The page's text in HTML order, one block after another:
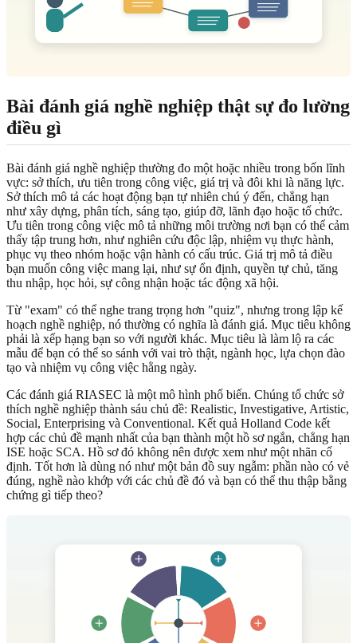
Bài đánh giá nghề nghiệp thật sự đo lường
điều gì
Bài đánh giá nghề nghiệp thường đo một hoặc nhiều trong bốn lĩnh
vực: sở thích, ưu tiên trong công việc, giá trị và đôi khi là năng lực.
Sở thích mô tả các hoạt động bạn tự nhiên chú ý đến, chẳng hạn
như xây dựng, phân tích, sáng tạo, giúp đỡ, lãnh đạo hoặc tổ chức.
Ưu tiên trong công việc mô tả những môi trường nơi bạn có thể cảm
thấy tập trung hơn, như nghiên cứu độc lập, nhiệm vụ thực hành,
phục vụ theo nhóm hoặc vận hành có cấu trúc. Giá trị mô tả điều
bạn muốn công việc mang lại, như sự ổn định, quyền tự chủ, tăng
thu nhập, học hỏi, sự công nhận hoặc tác động xã hội.
Từ "exam" có thể nghe trang trọng hơn "quiz", nhưng trong lập kế
hoạch nghề nghiệp, nó thường có nghĩa là đánh giá. Mục tiêu không
phải là xếp hạng bạn so với người khác. Mục tiêu là làm lộ ra các
mẫu để bạn có thể so sánh với vai trò thật, ngành học, lựa chọn đào
tạo và nhiệm vụ công việc hằng ngày.
Các đánh giá RIASEC là một mô hình phổ biến. Chúng tổ chức sở
thích nghề nghiệp thành sáu chủ đề: Realistic, Investigative, Artistic,
Social, Enterprising và Conventional. Kết quả Holland Code kết
hợp các chủ đề mạnh nhất của bạn thành một hồ sơ ngắn, chẳng hạn
ISE hoặc SCA. Hồ sơ đó không nên được xem như một nhãn cố
định. Tốt hơn là dùng nó như một bản đồ suy ngẫm: phần nào có vẻ
đúng, nghề nào khớp với các chủ đề đó và bạn có thể thu thập bằng
chứng gì tiếp theo?